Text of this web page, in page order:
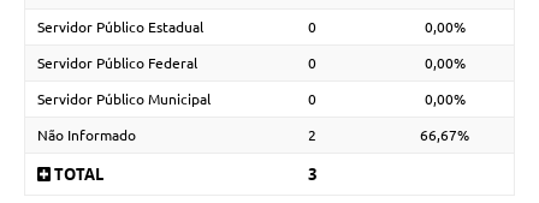
Servidor Público Estadual 0 0,00%
Servidor Público Federal 0 0,00%
Servidor Público Municipal 0 0,00%
Não Informado 2 66,67%
TOTAL 3